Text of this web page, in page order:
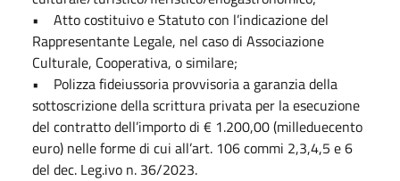
• Atto costituivo e Statuto con l’indicazione del
Rappresentante Legale, nel caso di Associazione
Culturale, Cooperativa, o similare;
• Polizza fideiussoria provvisoria a garanzia della
sottoscrizione della scrittura privata per la esecuzione
del contratto dell’importo di € 1.200,00 (milleduecento
euro) nelle forme di cui all’art. 106 commi 2,3,4,5 e 6
del dec. Leg.ivo n. 36/2023.